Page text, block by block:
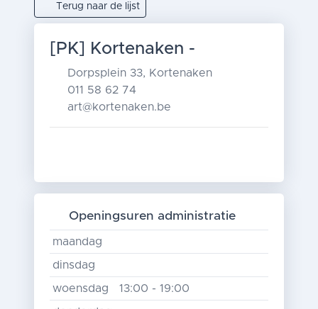
Terug naar de lijst
[PK] Kortenaken -
Dorpsplein 33, Kortenaken
011 58 62 74
art@kortenaken.be
Openingsuren administratie
maandag
dinsdag
woensdag 13:00 - 19:00